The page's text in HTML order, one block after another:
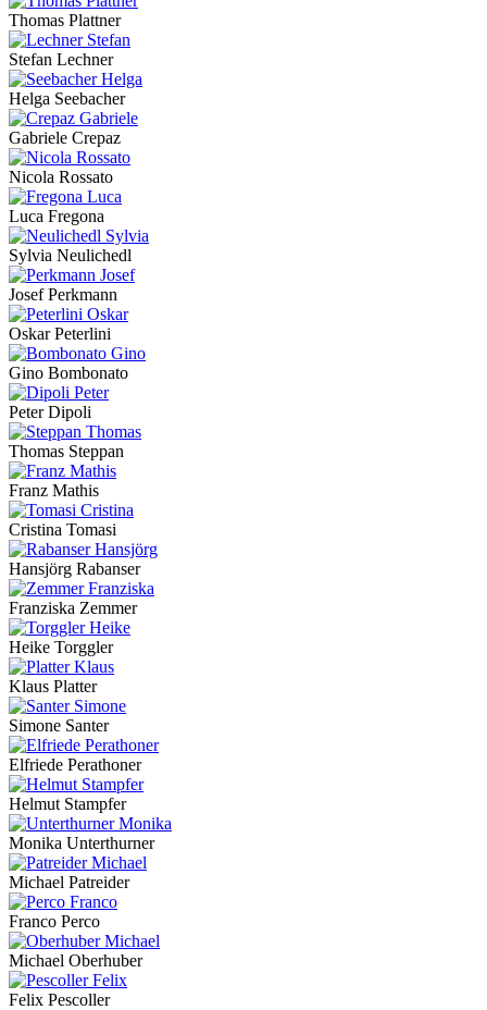
Thomas Plattner
Stefan Lechner
Helga Seebacher
Gabriele Crepaz
Nicola Rossato
Luca Fregona
Sylvia Neulichedl
Josef Perkmann
Oskar Peterlini
Gino Bombonato
Peter Dipoli
Thomas Steppan
Franz Mathis
Cristina Tomasi
Hansjörg Rabanser
Franziska Zemmer
Heike Torggler
Klaus Platter
Simone Santer
Elfriede Perathoner
Helmut Stampfer
Monika Unterthurner
Michael Patreider
Franco Perco
Michael Oberhuber
Felix Pescoller